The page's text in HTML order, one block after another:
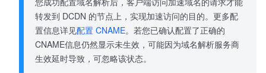
转发到 DCDN 的节点上，实现加速访问的目的。更多配
置信息详见配置 CNAME。若您已确认配置了正确的
CNAME信息仍然显示未生效，可能因为域名解析服务商
生效延时导致，可忽略该状态。